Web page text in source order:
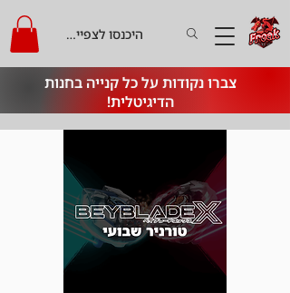
צברו נקודות על כל קנייה בחנות
הדיגיטלית!
היכנסו לצפייה בקרדיט